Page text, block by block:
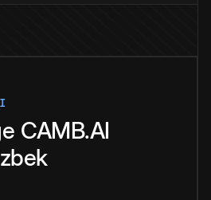
CAMB.AI